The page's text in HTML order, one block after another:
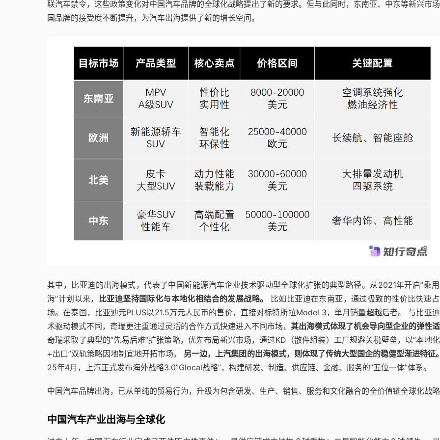
联汽车禁令，这些政策变化对中国汽车品牌的全球化战略提出了新的要求。但与此同时，东南亚、中东等新兴市
国品牌的接受度不断提升，为汽车出海提供了新的增长空间。
其中，比亚迪的出海模式，代表了中国新能源汽车企业技术驱动型全球化扩张的典型路径。从2021年开启”乘
海”计划以来， 比亚迪坚持国际化与本地化相结合的发展战略。
比如比亚迪在东南亚，通过极致的性价比快速
场。在泰国，比亚迪元PLUS以21.5万元人民币的售价，直接对标特斯拉Model 3，单月销量超越后者。 与比亚
术驱动模式不同，奇瑞更注重通过灵活的合作方式快速进入不同市场， 其出海模式体现了机会导向型企业的弹性
奇瑞采取了典型的”先易后难”扩张策略，优先布局新兴市场，通过KD（散件组装）工厂规避关税壁垒，以”本地
+出口”双轨策略因地制宜地开拓市场。 另一边，上汽集团的出海模式，则体现了传统大型国企的稳健型渐进特征
25年4月，上汽正式发布海外战略3.0”Glocal战略”，构建研发、制造、供应链、金融、服务的”五位一体”体系。
中国汽车品牌出海，已从单纯的贸易行为，升级为包含研发、生产、销售、服务和文化融合的全价值链全球化战
中国汽车产业出海与全球化